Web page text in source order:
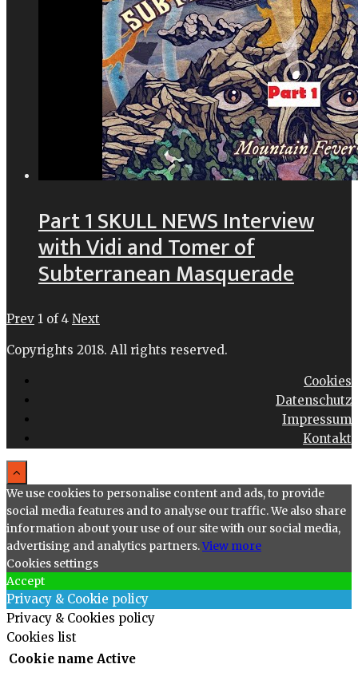
Part 1 SKULL NEWS Interview
with Vidi and Tomer of
Subterranean Masquerade
Prev 1 of 4 Next
Copyrights 2018. All rights reserved.
Cookies
Datenschutz
Impressum
Kontakt
We use cookies to personalise content and ads, to provide
social media features and to analyse our traffic. We also share
information about your use of our site with our social media,
advertising and analytics partners.View more
Cookies settings
Accept
Privacy & Cookie policy
Privacy & Cookies policy
Cookies list
Cookie name Active